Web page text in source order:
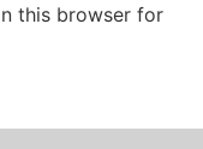
this browser for